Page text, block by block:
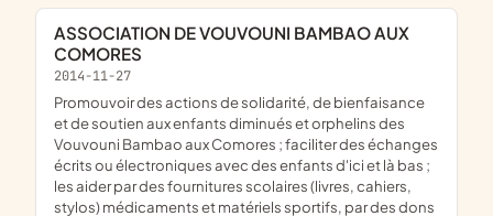
ASSOCIATION DE VOUVOUNI BAMBAO AUX
COMORES
2014-11-27
promouvoir des actions de solidarité, de bienfaisance
et de soutien aux enfants diminués et orphelins des
Vouvouni Bambao aux Comores ; faciliter des échanges
écrits ou électroniques avec des enfants d'ici et là bas ;
les aider par des fournitures scolaires (livres, cahiers,
stylos) médicaments et matériels sportifs, par des dons